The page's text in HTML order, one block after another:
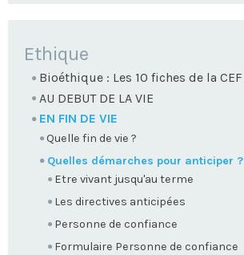
NAVIGATION
Ethique
Bioéthique : Les 10 fiches de la CEF
AU DEBUT DE LA VIE
EN FIN DE VIE
Quelle fin de vie ?
Quelles démarches pour anticiper ?
Etre vivant jusqu'au terme
Les directives anticipées
Personne de confiance
Formulaire Personne de confiance